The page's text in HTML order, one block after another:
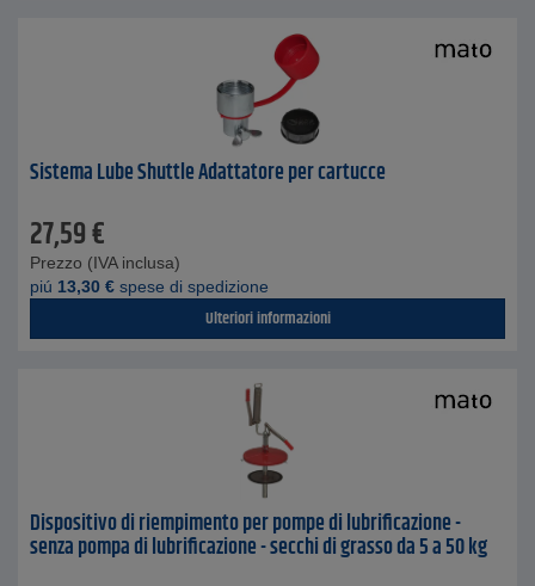
Sistema Lube Shuttle Adattatore per cartucce
27,59€
Prezzo (IVA inclusa)
piú 13,30 € spese di spedizione
Ulteriori informazioni
Dispositivo di riempimento per pompe di lubrificazione -
senza pompa di lubrificazione - secchi di grasso da 5 a 50 kg